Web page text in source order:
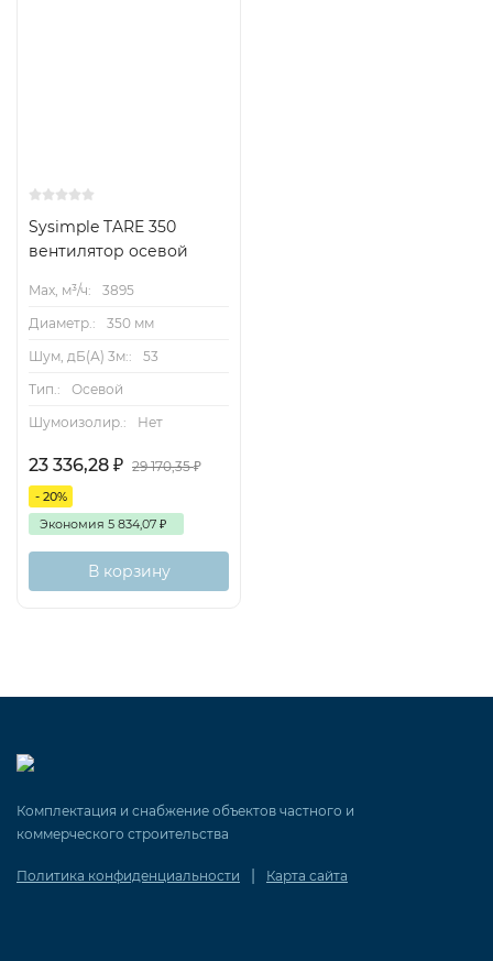
Sysimple TARE 350
вентилятор осевой
Max, м³/ч:
3895
Диаметр.:
350 мм
Шум, дБ(А) 3м::
53
Тип.:
Осевой
Шумоизолир.:
Нет
23 336,28 ₽ 29 170,35₽
- 20%
Экономия 5 834,07 ₽
В корзину
Комплектация и снабжение объектов частного и
коммерческого строительства
Политика конфиденциальности | Карта сайта